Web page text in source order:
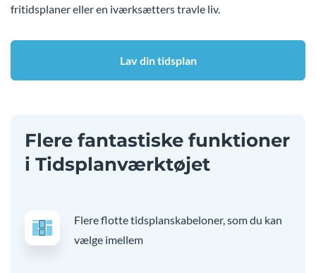
fritidsplaner eller en iværksætters travle liv.
Lav din tidsplan
Flere fantastiske funktioner
i Tidsplanværktøjet
Flere flotte tidsplanskabeloner, som du kan
vælge imellem